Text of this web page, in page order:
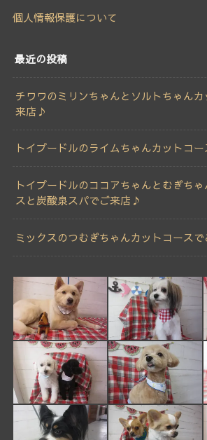
個人情報保護について
最近の投稿
チワワのミリンちゃんとソルトちゃん
来店♪
トイプードルのライムちゃんカットコ
トイプードルのココアちゃんとむぎち
スと炭酸泉スパでご来店♪
ミックスのつむぎちゃんカットコース